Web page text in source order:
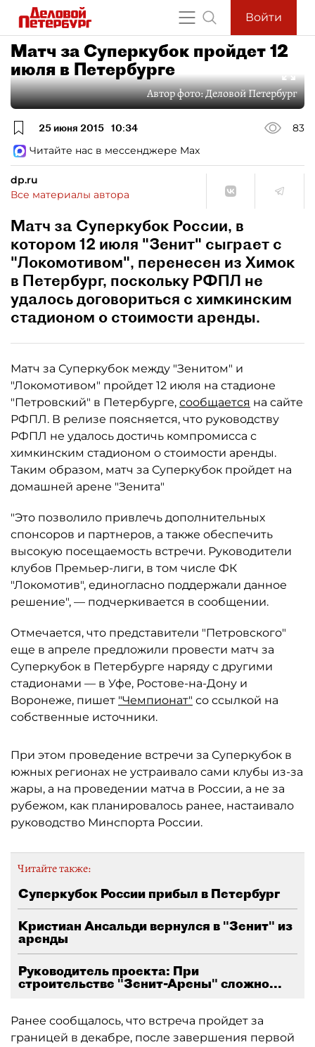
Войти
Матч за Суперкубок пройдет 12
июля в Петербурге
Автор фото:Деловой Петербург
25 июня 2015 10:34
83
Читайте нас в мессенджере Max
dp.ru
Все материалы автора
Матч за Суперкубок России, в
котором 12 июля "Зенит" сыграет с
"Локомотивом", перенесен из Химок
в Петербург, поскольку РФПЛ не
удалось договориться с химкинским
стадионом о стоимости аренды.
Матч за Суперкубок между "Зенитом" и
"Локомотивом" пройдет 12 июля на стадионе
"Петровский" в Петербурге, сообщается на сайте
РФПЛ. В релизе поясняется, что руководству
РФПЛ не удалось достичь компромисса с
химкинским стадионом о стоимости аренды.
Таким образом, матч за Суперкубок пройдет на
домашней арене "Зенита"
"Это позволило привлечь дополнительных
спонсоров и партнеров, а также обеспечить
высокую посещаемость встречи. Руководители
клубов Премьер-лиги, в том числе ФК
"Локомотив", единогласно поддержали данное
решение", — подчеркивается в сообщении.
Отмечается, что представители "Петровского"
еще в апреле предложили провести матч за
Суперкубок в Петербурге наряду с другими
стадионами — в Уфе, Ростове-на-Дону и
Воронеже, пишет "Чемпионат" со ссылкой на
собственные источники.
При этом проведение встречи за Суперкубок в
южных регионах не устраивало сами клубы из-за
жары, а на проведении матча в России, а не за
рубежом, как планировалось ранее, настаивало
руководство Минспорта России.
Читайте также:
Суперкубок России прибыл в Петербург
Кристиан Ансальди вернулся в "Зенит" из
аренды
Руководитель проекта: При
строительстве "Зенит-Арены" сложно...
Ранее сообщалось, что встреча пройдет за
границей в декабре, после завершения первой